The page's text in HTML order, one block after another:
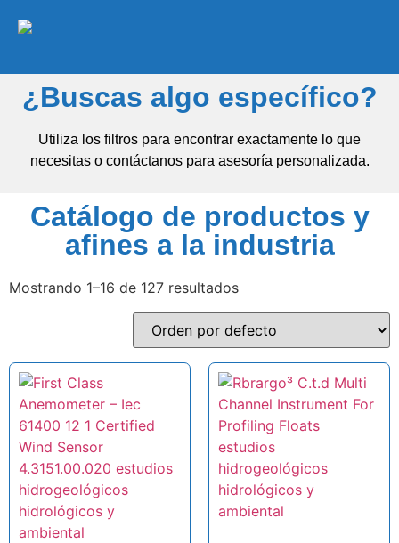
¿Buscas algo específico?
Utiliza los filtros para encontrar exactamente lo que
necesitas o contáctanos para asesoría personalizada.
Catálogo de productos y
afines a la industria
Mostrando 1–16 de 127 resultados